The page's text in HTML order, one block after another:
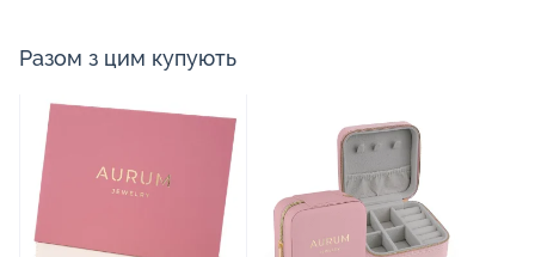
Разом з цим купують